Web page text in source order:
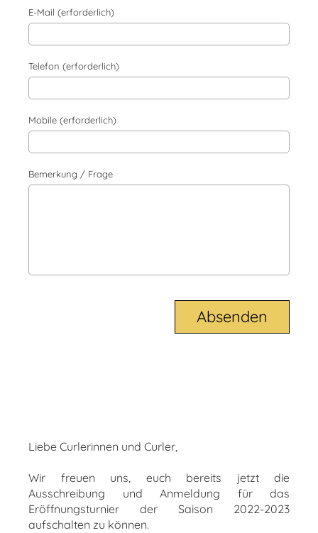
E-Mail (erforderlich)
Telefon (erforderlich)
Mobile (erforderlich)
Bemerkung / Frage
Liebe Curlerinnen und Curler,
Wir freuen uns, euch bereits jetzt die
Ausschreibung und Anmeldung für das
Eröffnungsturnier der Saison 2022-2023
aufschalten zu können.